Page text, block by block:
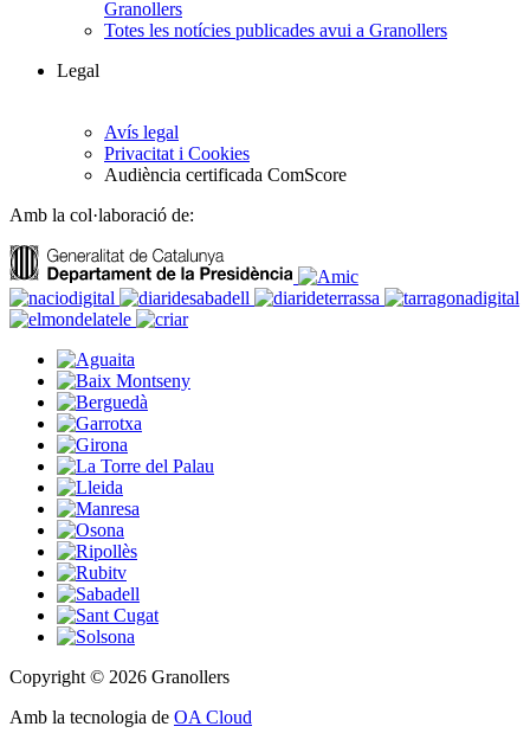
Granollers
Totes les notícies publicades avui a Granollers
Legal
Avís legal
Privacitat i Cookies
Audiència certificada ComScore
Amb la col·laboració de:
Copyright © 2026 Granollers
Amb la tecnologia de OA Cloud